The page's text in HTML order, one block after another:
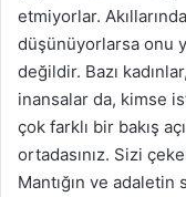
etmiyorlar.
düşünüyorlarsa onu
değildir. Bazı
inansalar da, kimse
çok farklı bir bakış
ortadasınız. Sizi
Mantığın ve adaletin